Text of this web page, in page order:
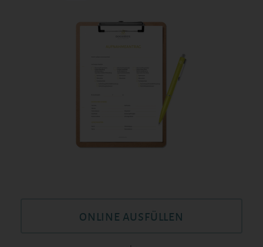
ONLINE AUSFÜLLEN